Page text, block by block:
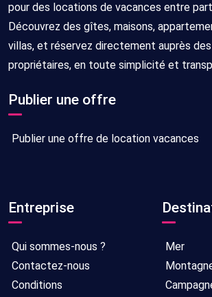
pour des locations de vacances entre
Découvrez des gîtes, maisons,
villas, et réservez directement auprès des
propriétaires, en toute simplicité et
Publier une offre
Publier une offre de location vacances
Entreprise
Qui sommes-nous ?
Contactez-nous
Conditions
Mer